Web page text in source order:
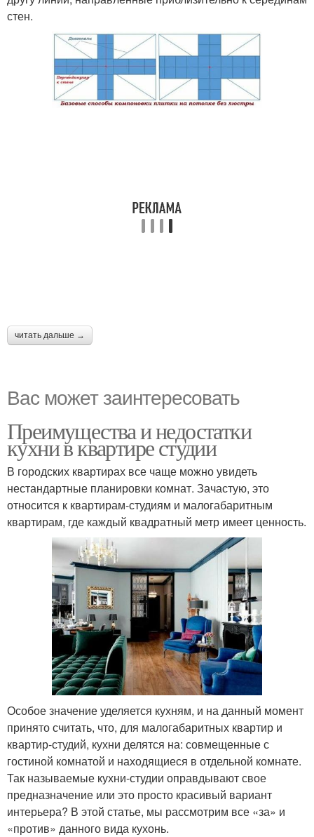
стен.
читать дальше →
Вас может заинтересовать
Преимущества и недостатки
кухни в квартире студии
В городских квартирах все чаще можно увидеть
нестандартные планировки комнат. Зачастую, это
относится к квартирам-студиям и малогабаритным
квартирам, где каждый квадратный метр имеет ценность.
Особое значение уделяется кухням, и на данный момент
принято считать, что, для малогабаритных квартир и
квартир-студий, кухни делятся на: совмещенные с
гостиной комнатой и находящиеся в отдельной комнате.
Так называемые кухни-студии оправдывают свое
предназначение или это просто красивый вариант
интерьера? В этой статье, мы рассмотрим все «за» и
«против» данного вида кухонь.